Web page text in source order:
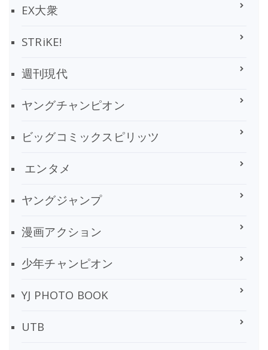
EX大衆
STRiKE!
週刊現代
ヤングチャンピオン
ビッグコミックスピリッツ
エンタメ
ヤングジャンプ
漫画アクション
少年チャンピオン
YJ PHOTO BOOK
UTB